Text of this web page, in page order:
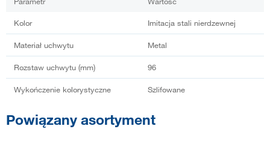
Kolor Imitacja stali nierdzewnej
Materiał uchwytu Metal
Rozstaw uchwytu (mm) 96
Wykończenie kolorystyczne Szlifowane
Powiązany asortyment